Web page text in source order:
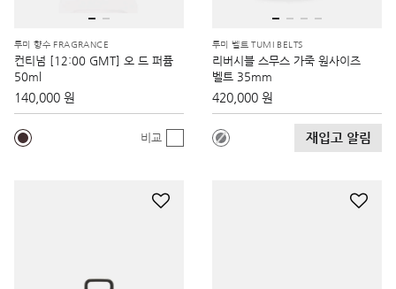
투미 향수 FRAGRANCE
컨티넘 [12:00 GMT] 오 드 퍼퓸
50ml
140,000 원
비교
투미 벨트 TUMI BELTS
리버시블 스무스 가죽 원사이즈
벨트 35mm
420,000 원
재입고 알림